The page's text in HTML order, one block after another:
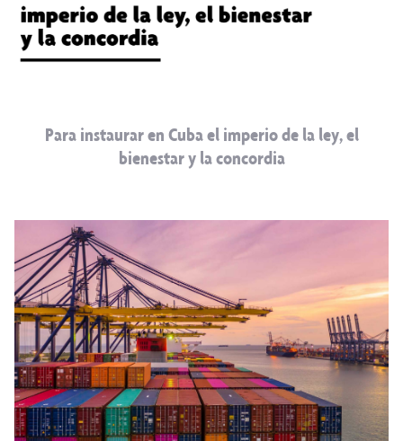
Para instaurar en Cuba el imperio de la ley, el
bienestar y la concordia